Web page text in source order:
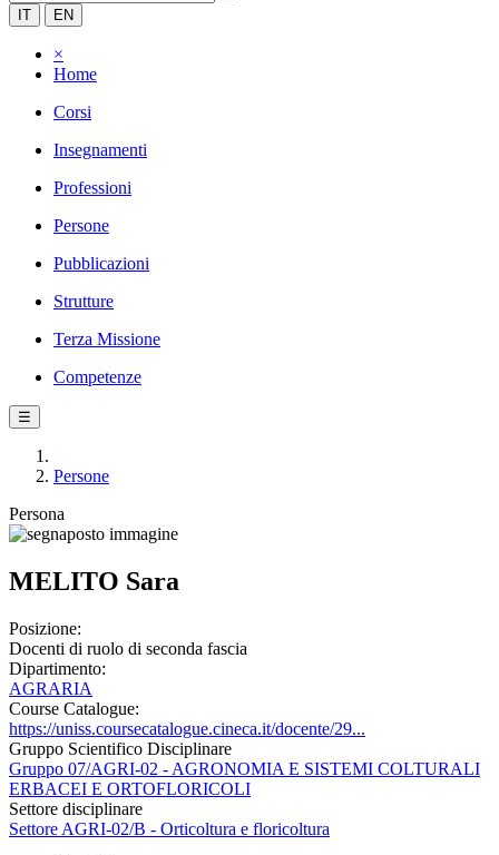
IT EN
×
Home
Corsi
Insegnamenti
Professioni
Persone
Pubblicazioni
Strutture
Terza Missione
Competenze
☰
Persone
Persona
MELITO Sara
Posizione:
Docenti di ruolo di seconda fascia
Dipartimento:
AGRARIA
Course Catalogue:
https://uniss.coursecatalogue.cineca.it/docente/29...
Gruppo Scientifico Disciplinare
Gruppo 07/AGRI-02 - AGRONOMIA E SISTEMI COLTURALI
ERBACEI E ORTOFLORICOLI
Settore disciplinare
Settore AGRI-02/B - Orticoltura e floricoltura